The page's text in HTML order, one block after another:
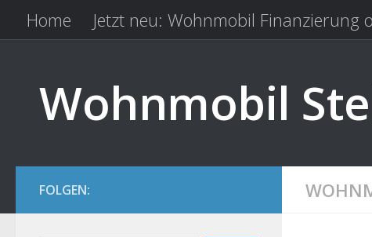
Zum Inhalt springen
Home Jetzt neu: Wohnmobil Finanzierung
Wohnmobil
FOLGEN: